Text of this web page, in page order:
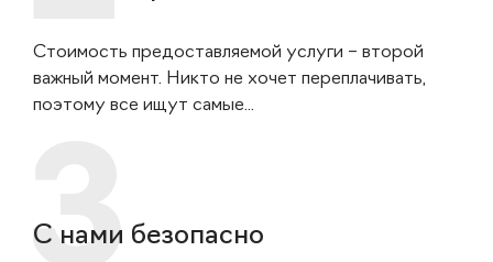
Стоимость предоставляемой услуги – второй
важный момент. Никто не хочет переплачивать,
поэтому все ищут самые...
С нами безопасно